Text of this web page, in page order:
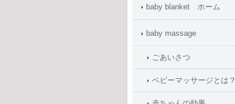
baby blanket ホーム
baby massage
ごあいさつ
ベビーマッサージとは？